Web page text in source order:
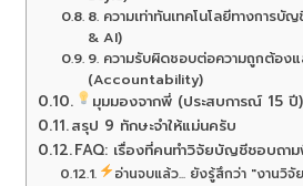
8. ความเท่าทันเทคโนโลยีทางการ
& AI)
9. ความรับผิดชอบต่อความถูกต้อง
(Accountability)
มุมมองจากพี่ (ประสบการณ์ 15 ปี)
สรุป 9 ทักษะจำให้แม่นครับ
FAQ: เรื่องที่คนทำวิจัยบัญชีชอบถา
อ่านจบแล้ว... ยังรู้สึกว่า "งานวิจั